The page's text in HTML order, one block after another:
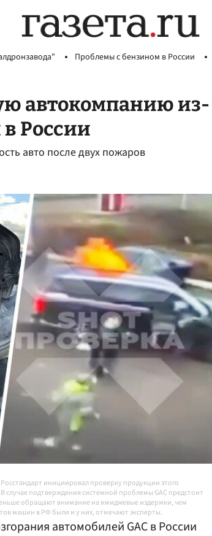
Проблемы с бензином в России
автокомпанию из-
России
авто после двух пожаров
Росстандарт инициировал проверку продукции этого
случае подтверждения системной проблемы GAC предстоит
обращают внимание на имиджевые издержки, чем
машин в РФ были и у них, отмечают эксперты.
автомобилей GAC в России